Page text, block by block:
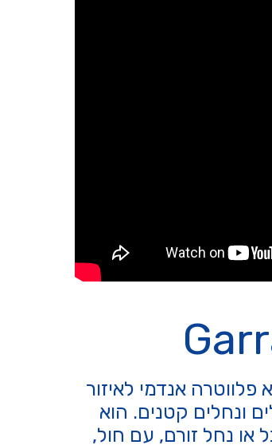
אנדמי לאיזור
ונחלים קטנים. הוא
או נחל זורם, עם חול,